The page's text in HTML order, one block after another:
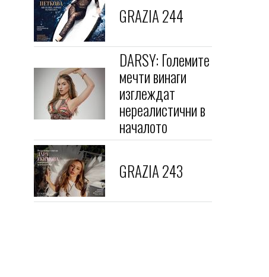
GRAZIA 244
DARSY: Големите
мечти винаги
изглеждат
нереалистични в
началото
GRAZIA 243